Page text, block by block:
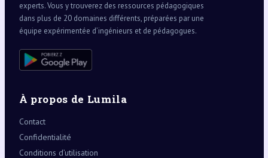
experts. Vous y trouverez des ressources pédagogiques
dans plus de 20 domaines différents, préparées par une
équipe expérimentée d’ingénieurs et de pédagogues.
À propos de Lumila
Contact
Confidentialité
Conditions d’utilisation